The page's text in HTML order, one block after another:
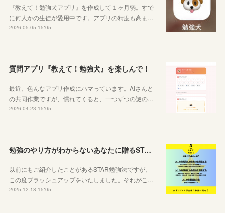
『教えて！勉強犬アプリ』を作成して１ヶ月弱。すで
に何人かの生徒が愛用中です。アプリの精度も高ま…
2026.05.05 15:05
質問アプリ『教えて！勉強犬』を楽しんで！
最近、色んなアプリ作成にハマっています。AIさんと
の共同作業ですが、慣れてくると、一つずつの謎の…
2026.04.23 15:05
勉強のやり方がわからないあなたに贈るSTAR勉強法
以前にもご紹介したことがあるSTAR勉強法ですが、
この度ブラッシュアップをいたしました。それがこ…
2025.12.18 15:05